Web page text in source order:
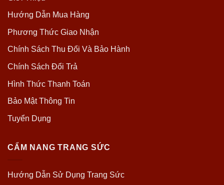
Hướng Dẫn Mua Hàng
Phương Thức Giao Nhận
Chính Sách Thu Đổi Và Bảo Hành
Chính Sách Đổi Trả
Hình Thức Thanh Toán
Bảo Mật Thông Tin
Tuyển Dụng
CẨM NANG TRANG SỨC
Hướng Dẫn Sử Dụng Trang Sức